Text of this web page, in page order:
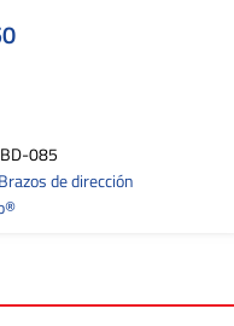
BD-085
Brazos de dirección